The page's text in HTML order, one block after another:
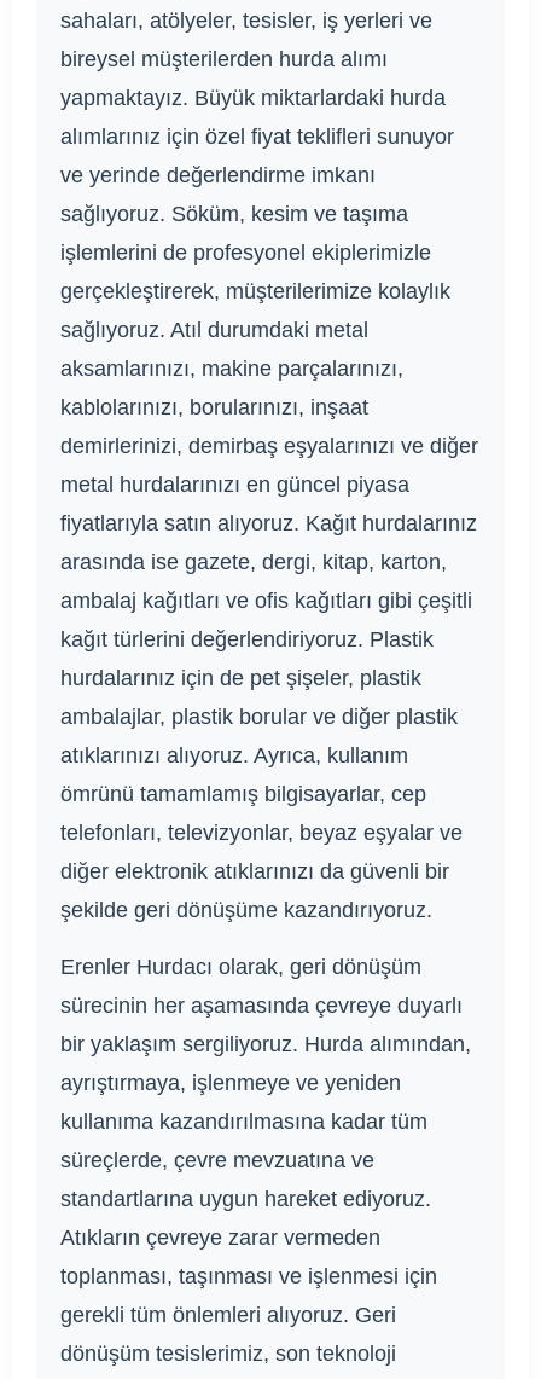
sahaları, atölyeler, tesisler, iş yerleri ve
bireysel müşterilerden hurda alımı
yapmaktayız. Büyük miktarlardaki hurda
alımlarınız için özel fiyat teklifleri sunuyor
ve yerinde değerlendirme imkanı
sağlıyoruz. Söküm, kesim ve taşıma
işlemlerini de profesyonel ekiplerimizle
gerçekleştirerek, müşterilerimize kolaylık
sağlıyoruz. Atıl durumdaki metal
aksamlarınızı, makine parçalarınızı,
kablolarınızı, borularınızı, inşaat
demirlerinizi, demirbaş eşyalarınızı ve diğer
metal hurdalarınızı en güncel piyasa
fiyatlarıyla satın alıyoruz. Kağıt hurdalarınız
arasında ise gazete, dergi, kitap, karton,
ambalaj kağıtları ve ofis kağıtları gibi çeşitli
kağıt türlerini değerlendiriyoruz. Plastik
hurdalarınız için de pet şişeler, plastik
ambalajlar, plastik borular ve diğer plastik
atıklarınızı alıyoruz. Ayrıca, kullanım
ömrünü tamamlamış bilgisayarlar, cep
telefonları, televizyonlar, beyaz eşyalar ve
diğer elektronik atıklarınızı da güvenli bir
şekilde geri dönüşüme kazandırıyoruz.
Erenler Hurdacı olarak, geri dönüşüm
sürecinin her aşamasında çevreye duyarlı
bir yaklaşım sergiliyoruz. Hurda alımından,
ayrıştırmaya, işlenmeye ve yeniden
kullanıma kazandırılmasına kadar tüm
süreçlerde, çevre mevzuatına ve
standartlarına uygun hareket ediyoruz.
Atıkların çevreye zarar vermeden
toplanması, taşınması ve işlenmesi için
gerekli tüm önlemleri alıyoruz. Geri
dönüşüm tesislerimiz, son teknoloji